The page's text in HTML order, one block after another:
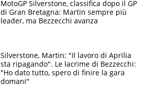
MotoGP Silverstone, classifica dopo il GP
di Gran Bretagna: Martin sempre più
leader, ma Bezzecchi avanza
Silverstone, Martin: "Il lavoro di Aprilia
sta ripagando". Le lacrime di Bezzecchi:
"Ho dato tutto, spero di finire la gara
domani"